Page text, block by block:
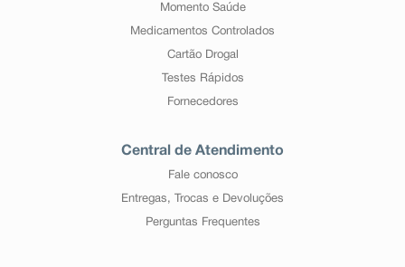
Momento Saúde
Medicamentos Controlados
Cartão Drogal
Testes Rápidos
Fornecedores
Central de Atendimento
Fale conosco
Entregas, Trocas e Devoluções
Perguntas Frequentes